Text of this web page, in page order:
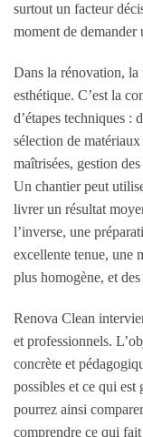
surtout un facteur
moment de demander
Dans la rénovation,
esthétique. C’est la
d’étapes techniques :
sélection de
maîtrisées, gestion
Un chantier peut
livrer un résultat
l’inverse, une
excellente tenue, une
plus homogène, et
Renova Clean
et professionnels.
concrète et
possibles et ce qui est
pourrez ainsi
comprendre ce qui